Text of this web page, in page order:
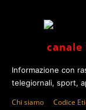
Informazione con
telegiornali, sport,
Chi siamo Codice